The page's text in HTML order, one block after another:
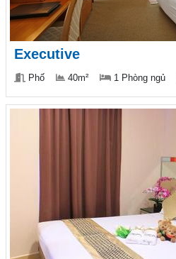
Executive
Phố 40m² 1 Phòng ngủ